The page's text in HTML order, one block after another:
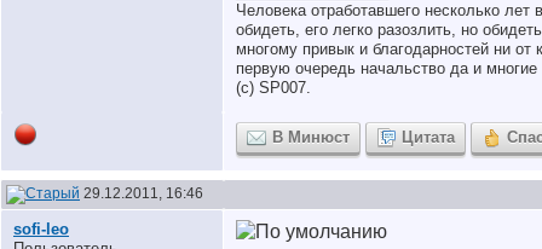
Человека отработавшего несколько
обидеть, его легко разозлить, но
многому привык и благодарностей ни от
первую очередь начальство да и многие
(с) SP007.
В Минюст Цитата
29.12.2011, 16:46
sofi-leo